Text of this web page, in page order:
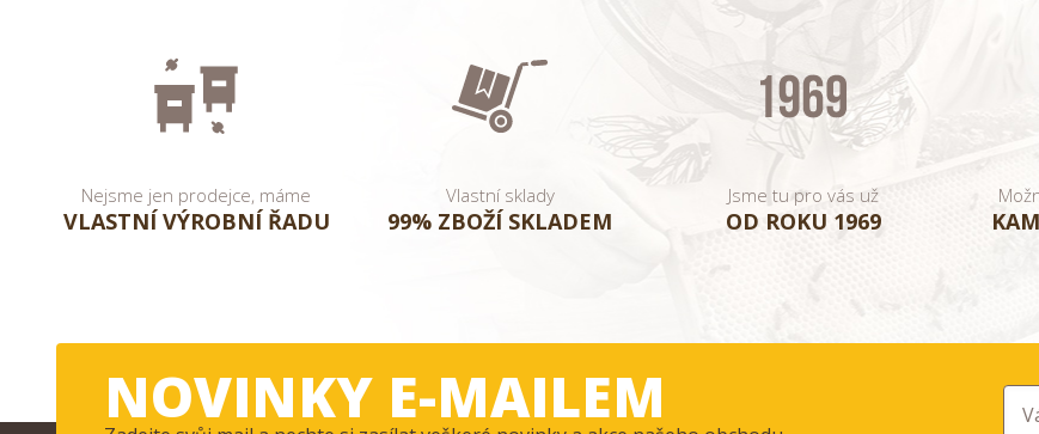
Nejsme jen prodejce, máme
VLASTNÍ VÝROBNÍ ŘADU
Vlastní sklady
99% ZBOŽÍ SKLADEM
Jsme tu pro vás už
OD ROKU 1969
NOVINKY E-MAILEM